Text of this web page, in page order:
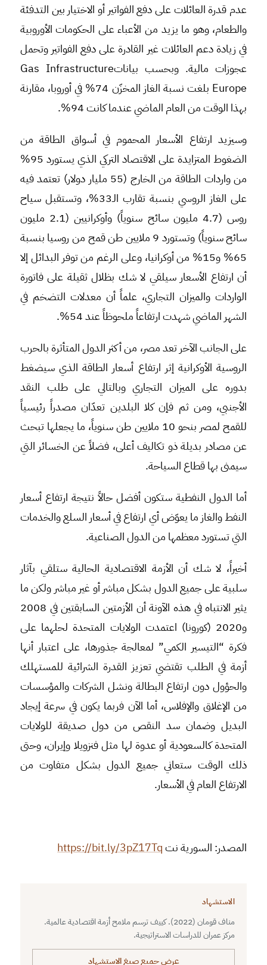
عدم قدرة العائلات على دفع الفواتير أو الاختيار بين التدفئة
والطعام، وهو ما يزيد من الأعباء على الحكومات الأوروبية
في زيادة دعم العائلات غير القادرة على دفع الفواتير وتحمل
عجوزات مالية. وبحسب بياناتGas Infrastructure
Europe بلغت نسبة الغاز المخزّن 74% في أوروبا، مقارنة
بهذا الوقت من العام الماضي عندما كانت 94%.
وسيزيد ارتفاع الأسعار المحموم في أسواق الطاقة من
الضغوط المتزايدة على الاقتصاد التركي الذي يستورد 95%
من واردات الطاقة من الخارج (55 مليار دولار) تعتمد فيه
على الغاز الروسي بنسبة تقارب الـ33%، وتستقبل سياح
روس (4.7 مليون سائح سنوياً) وأوكرانيين (2.1 مليون
سائح سنوياً) وتستورد 9 ملايين طن قمح من روسيا بنسبة
65% و15% من أوكرانيا، وعلى الرغم من توفر البدائل إلا
أن ارتفاع الأسعار سيلقي لا شك بظلال ثقيلة على فاتورة
الواردات والميزان التجاري، علماً أن معدلات التضخم في
الشهر الماضي شهدت ارتفاعاً ملحوظاً عند 54%.
على الجانب الآخر تعد مصر، من أكثر الدول المتأثرة بالحرب
الروسية الأوكرانية إثر ارتفاع أسعار الطاقة الذي سيضغط
بدوره على الميزان التجاري وبالتالي على طلب النقد
الأجنبي، ومن ثم فإن كلا البلدين تعدّان مصدراً رئيسياً
للقمح لمصر بنحو 10 ملايين طن سنوياً، ما يجعلها تبحث
عن مصادر بديلة ذو تكاليف أعلى، فضلاً عن الخسائر التي
سيمنى بها قطاع السياحة.
أما الدول النفطية ستكون أفضل حالاً نتيجة ارتفاع أسعار
النفط والغاز ما يعوّض أي ارتفاع في أسعار السلع والخدمات
التي تستورد معظمها من الدول الصناعية.
أخيراً، لا شك أن الأزمة الاقتصادية الحالية ستلقي بآثار
سلبية على جميع الدول بشكل مباشر أو غير مباشر ولكن ما
يثير الانتباه في هذه الآونة أن الأزمتين السابقتين في 2008
و2020 (كورونا) اعتمدت الولايات المتحدة لحلهما على
فكرة “التيسير الكمي” لمعالجة جذورها، على اعتبار أنها
أزمة في الطلب تقتضي تعزيز القدرة الشرائية للمستهلك
والحؤول دون ارتفاع البطالة ونشل الشركات والمؤسسات
من الإغلاق والإفلاس، أما الآن فربما يكون في سرعة إيجاد
البديل وضمان سد النقص من دول صديقة للولايات
المتحدة كالسعودية أو عدوة لها مثل فنزويلا وإيران، وحتى
ذلك الوقت ستعاني جميع الدول بشكل متفاوت من
الارتفاع العام في الأسعار.
المصدر: السورية نتhttps://bit.ly/3pZ17Tq
الاستشهاد
مناف قومان (2022). كييف ترسم ملامح أزمة اقتصادية عالمية.
مركز عمران للدراسات الاستراتيجية.
عرض جميع صيغ الاستشهاد